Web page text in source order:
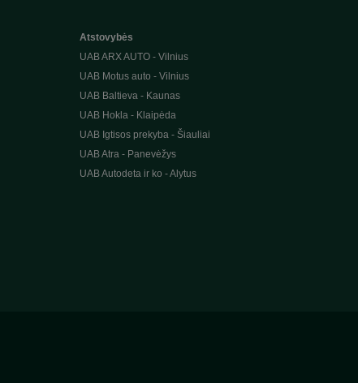
Atstovybės
UAB ARX AUTO - Vilnius
UAB Motus auto - Vilnius
UAB Baltieva - Kaunas
UAB Hokla - Klaipėda
UAB Igtisos prekyba - Šiauliai
UAB Atra - Panevėžys
UAB Autodeta ir ko - Alytus